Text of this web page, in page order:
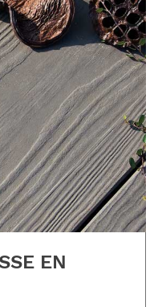
EN